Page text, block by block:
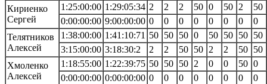
Кириенко
Сергей
1:25:00:00 1:29:05:34 2 2 2 50 0 50 2
50
0:00:00:00 9:00:00:00 0 0 0 0 0 0 0
0
Телятников
Алексей
1:38:00:00 1:41:10:71 50 50 50 0 50 50 50 50
3:15:00:00 3:18:30:2 2 2 50 50 2 2 50 50
Хмоленко
Алексей
1:18:55:00 1:22:39:75 50 50 50 2 0 0 50 0
0:00:00:00 0:00:00:00 0 0 0 0 0 0 0
0